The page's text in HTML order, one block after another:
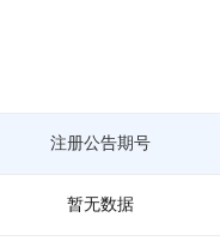
注册公告期号
暂无数据